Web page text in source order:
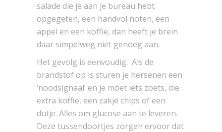
salade die je aan je bureau hebt
opgegeten, een handvol noten, een
appel en een koffie, dan heeft je brein
daar simpelweg niet genoeg aan.
Het gevolg is eenvoudig. Als de
brandstof op is sturen je hersenen een
‘noodsignaal’ en je móet iets zoets, die
extra koffie, een zakje chips of een
dutje. Alles om glucose aan te leveren.
Deze tussendoortjes zorgen ervoor dat